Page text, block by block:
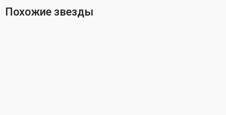
Похожие звезды